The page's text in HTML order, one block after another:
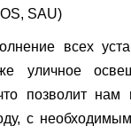
SAU)
всех
уличное
позволит
с